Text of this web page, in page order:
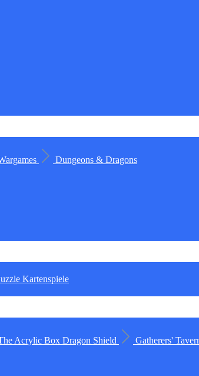
Dungeons & Dragons
Kartenspiele
Acrylic Box Dragon Shield Gatherers'